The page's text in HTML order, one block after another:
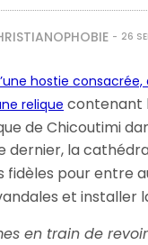
26
hostie
relique contenant
de Chicoutimi
dernier, la
fidèles pour entre
et installer
en train de